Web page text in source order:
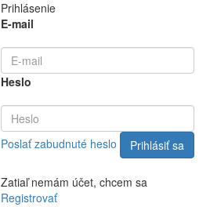
Prihlásenie
E-mail
Heslo
Poslať zabudnuté heslo
Zatiaľ nemám účet, chcem sa
Registrovať